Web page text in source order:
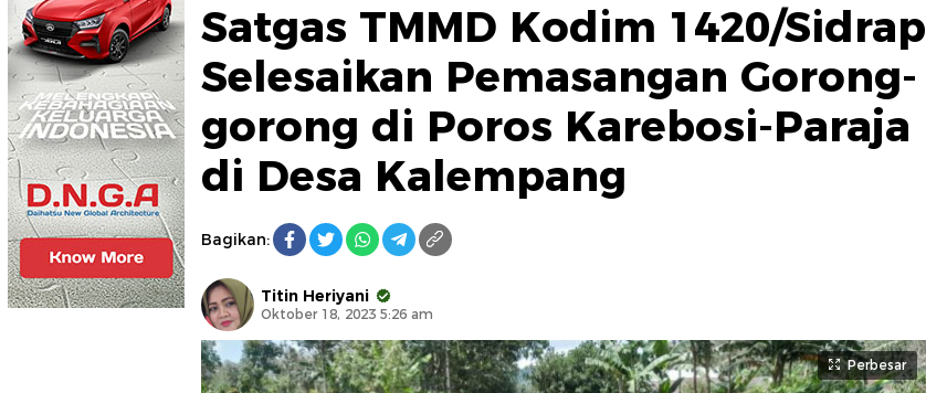
Satgas TMMD Kodim 1420/Sidrap
Selesaikan Pemasangan Gorong-
gorong di Poros Karebosi-Paraja
di Desa Kalempang
Bagikan:
Titin Heriyani
Oktober 18, 2023 5:26 am
Perbesar